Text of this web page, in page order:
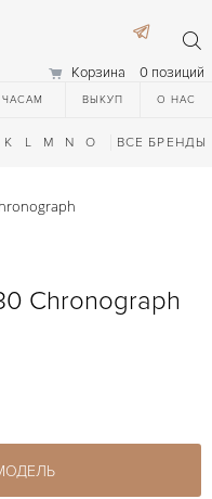
Корзина 0 позиций
ВЫКУП О НАС
K L M N O Q R S T
ВСЕ БРЕНДЫ
Chronograph